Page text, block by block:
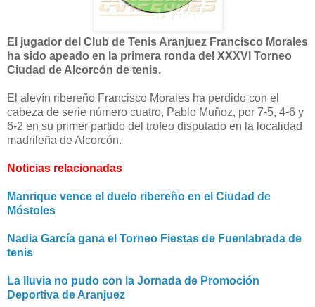
El jugador del Club de Tenis Aranjuez Francisco Morales
ha sido apeado en la primera ronda del XXXVI Torneo
Ciudad de Alcorcón de tenis.
El alevín ribereño Francisco Morales ha perdido con el
cabeza de serie número cuatro, Pablo Muñoz, por 7-5, 4-6 y
6-2 en su primer partido del trofeo disputado en la localidad
madrileña de Alcorcón.
Noticias relacionadas
Manrique vence el duelo ribereño en el Ciudad de
Móstoles
Nadia García gana el Torneo Fiestas de Fuenlabrada de
tenis
La lluvia no pudo con la Jornada de Promoción
Deportiva de Aranjuez